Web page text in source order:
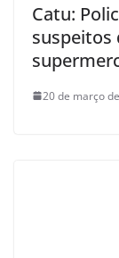
Catu:
suspeitos
20 de março